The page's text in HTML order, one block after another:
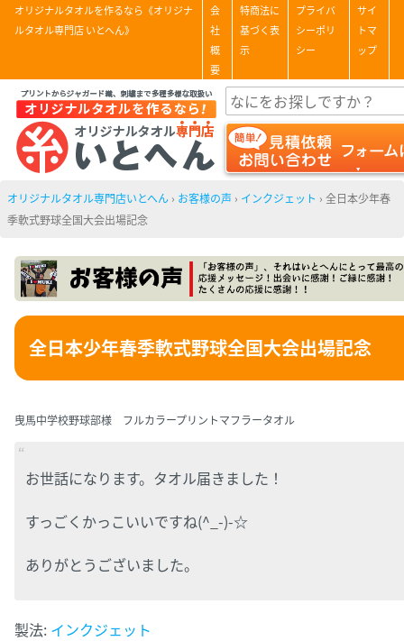
オリジナルタオルを作るなら《オリジナ
ルタオル専門店 いとへん》
会
社
概
要
特商法に
基づく表
示
プライバ
シーポリ
シー
サイ
トマ
ップ
オリジナルタオル専門店いとへん › お客様の声 › インクジェット › 全日本少年春
季軟式野球全国大会出場記念
全日本少年春季軟式野球全国大会出場記念
曳馬中学校野球部様 フルカラープリントマフラータオル
お世話になります。タオル届きました！
すっごくかっこいいですね(^_-)-☆
ありがとうございました。
製法: インクジェット